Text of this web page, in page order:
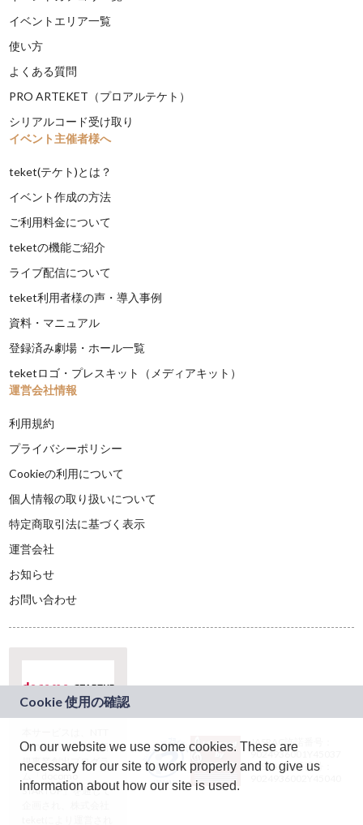
イベントエリア一覧
使い方
よくある質問
PRO ARTEKET（プロアルテケト）
シリアルコード受け取り
イベント主催者様へ
teket(テケト)とは？
イベント作成の方法
ご利用料金について
teketの機能ご紹介
ライブ配信について
teket利用者様の声・導入事例
資料・マニュアル
登録済み劇場・ホール一覧
teketロゴ・プレスキット（メディアキット）
運営会社情報
利用規約
プライバシーポリシー
Cookieの利用について
個人情報の取り扱いについて
特定商取引法に基づく表示
運営会社
お知らせ
お問い合わせ
ドコモグループの新
規事業創出プログラ
ム「docomo
STARTUP」を通じて
JASRAC許諾番号：
9024936001Y45037
JASRAC許諾番号：
On our website we use some cookies. These are
necessary for our site to work properly and to give us
information about how our site is used.